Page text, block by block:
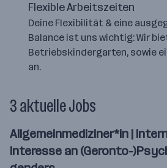
Flexible Arbeitszeiten
Deine Flexibilität & eine
Balance ist uns wichtig: Wir
Betriebskindergarten, sowie
an.
3 aktuelle Jobs
Allgemeinmediziner*in |
Interesse an (Geronto-